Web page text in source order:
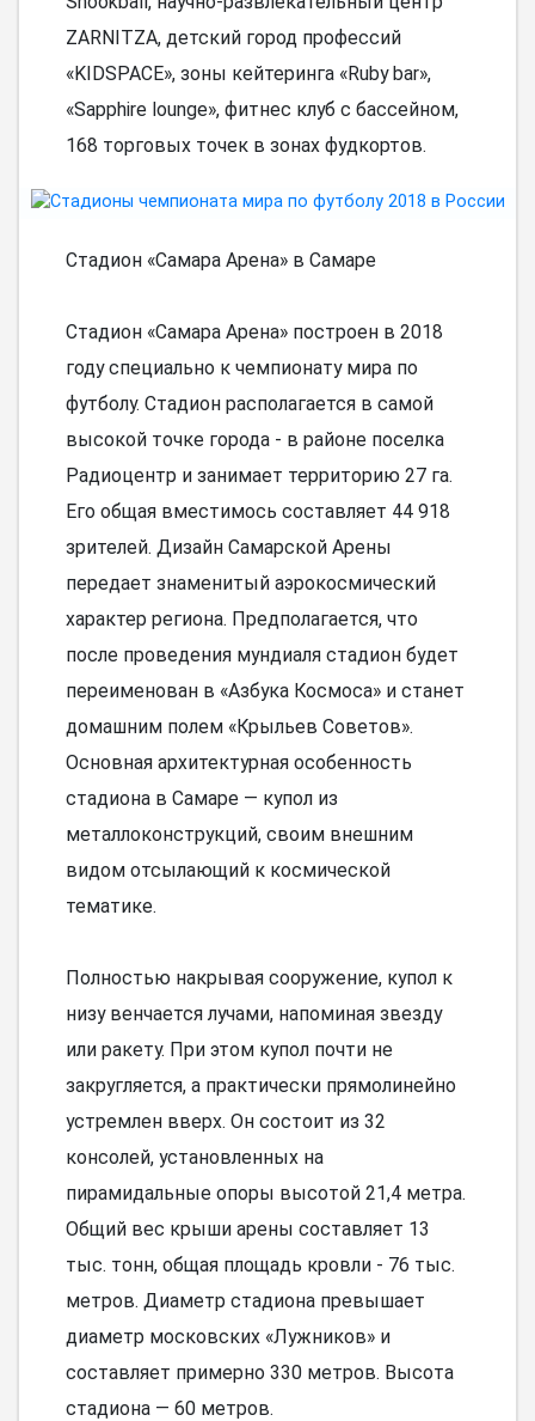
ZARNITZA, детский город профессий
«KIDSPACE», зоны кейтеринга «Ruby bar»,
«Sapphire lounge», фитнес клуб с бассейном,
168 торговых точек в зонах фудкортов.
Стадион «Самара Арена» в Самаре
Стадион «Самара Арена» построен в 2018
году специально к чемпионату мира по
футболу. Стадион располагается в самой
высокой точке города - в районе поселка
Радиоцентр и занимает территорию 27 га.
Его общая вместимось составляет 44 918
зрителей. Дизайн Самарской Арены
передает знаменитый аэрокосмический
характер региона. Предполагается, что
после проведения мундиаля стадион будет
переименован в «Азбука Космоса» и станет
домашним полем «Крыльев Советов».
Основная архитектурная особенность
стадиона в Самаре — купол из
металлоконструкций, своим внешним
видом отсылающий к космической
тематике.
Полностью накрывая сооружение, купол к
низу венчается лучами, напоминая звезду
или ракету. При этом купол почти не
закругляется, а практически прямолинейно
устремлен вверх. Он состоит из 32
консолей, установленных на
пирамидальные опоры высотой 21,4 метра.
Общий вес крыши арены составляет 13
тыс. тонн, общая площадь кровли - 76 тыс.
метров. Диаметр стадиона превышает
диаметр московских «Лужников» и
составляет примерно 330 метров. Высота
стадиона — 60 метров.